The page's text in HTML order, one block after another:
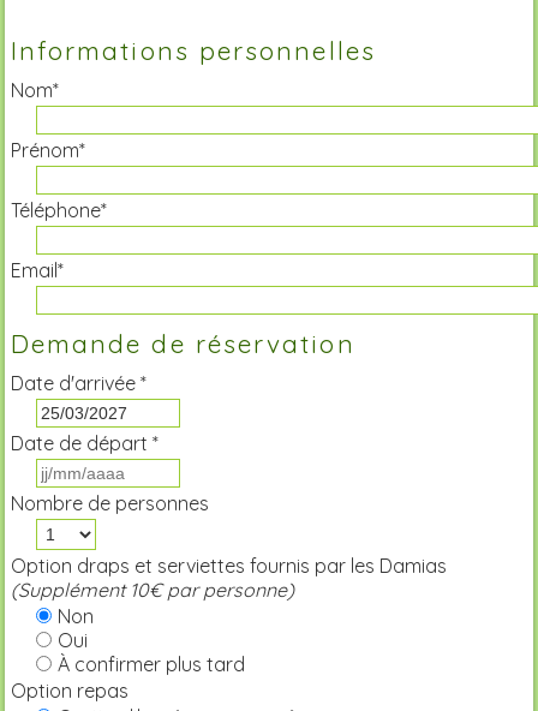
Informations personnelles
Nom*
Prénom*
Téléphone*
Email*
Demande de réservation
Date d'arrivée *
Date de départ *
Nombre de personnes
Option draps et serviettes fournis par les Damias
(Supplément 10€ par personne)
Non
Oui
À confirmer plus tard
Option repas